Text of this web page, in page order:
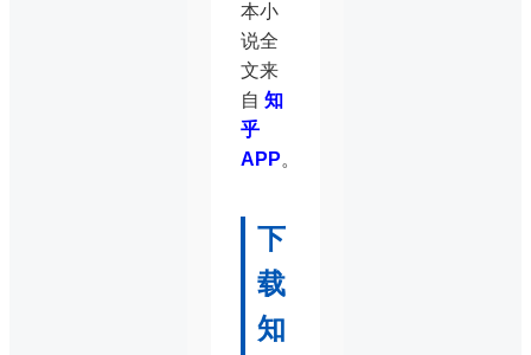
本小
说全
文来
自 知
乎
APP。
下
载
知